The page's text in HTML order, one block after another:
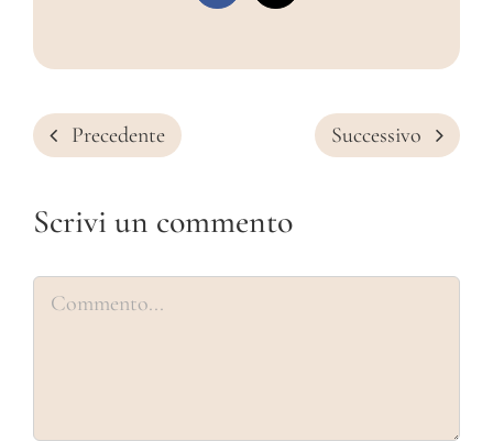
Precedente Successivo
Scrivi un commento
Commento